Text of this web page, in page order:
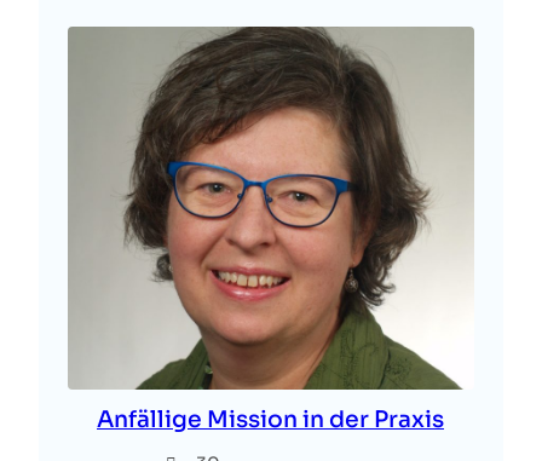
Anfällige Mission in der Praxis